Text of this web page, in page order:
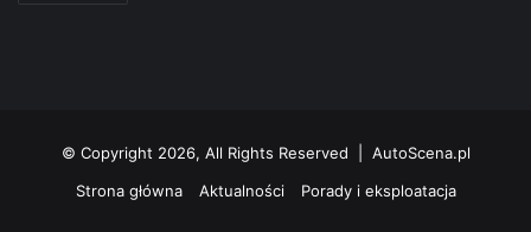
© Copyright 2026, All Rights Reserved | AutoScena.pl
Strona główna
Aktualności Porady i eksploatacja